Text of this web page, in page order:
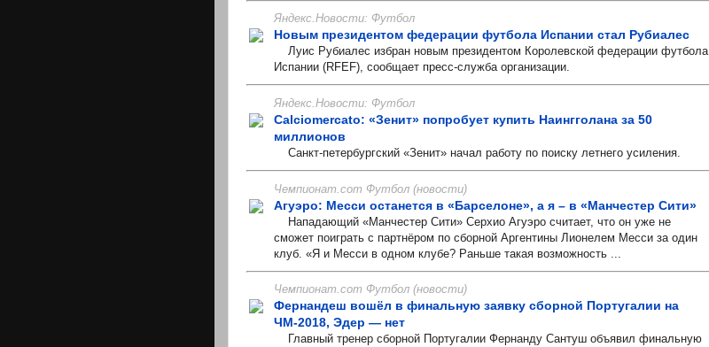
Яндекс.Новости: Футбол
Новым президентом федерации футбола Испании стал Рубиалес
Луис Рубиалес избран новым президентом Королевской федерации футбола
Испании (RFEF), сообщает пресс-служба организации.
Яндекс.Новости: Футбол
Calciomercato: «Зенит» попробует купить Наингголана за 50
миллионов
Санкт-петербургский «Зенит» начал работу по поиску летнего усиления.
Чемпионат.com Футбол (новости)
Агуэро: Месси останется в «Барселоне», а я – в «Манчестер Сити»
Нападающий «Манчестер Сити» Серхио Агуэро считает, что он уже не
сможет поиграть с партнёром по сборной Аргентины Лионелем Месси за один
клуб. «Я и Месси в одном клубе? Раньше такая возможность ...
Чемпионат.com Футбол (новости)
Фернандеш вошёл в финальную заявку сборной Португалии на
ЧМ-2018, Эдер — нет
Главный тренер сборной Португалии Фернанду Сантуш объявил финальную